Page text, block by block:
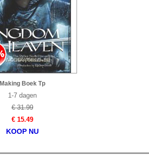
Making Boek Tp
1-7 dagen
€ 31.99
€ 15.49
KOOP NU